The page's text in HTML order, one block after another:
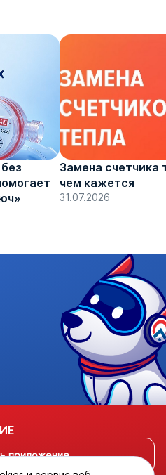
Замена счетчика
чем кажется
31.07.2026
приложение